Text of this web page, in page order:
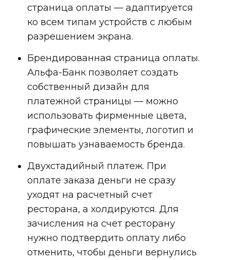
страница оплаты — адаптируется
ко всем типам устройств с любым
разрешением экрана.
Брендированная страница оплаты.
Альфа-Банк позволяет создать
собственный дизайн для
платежной страницы — можно
использовать фирменные цвета,
графические элементы, логотип и
повышать узнаваемость бренда.
Двухстадийный платеж. При
оплате заказа деньги не сразу
уходят на расчетный счет
ресторана, а холдируются. Для
зачисления на счет ресторану
нужно подтвердить оплату либо
отменить, чтобы деньги вернулись